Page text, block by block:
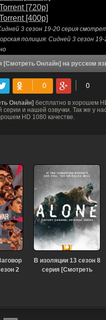
[720p]
[400p]
3 сезон 19-20 серия
полиция: Сидней 3 сезон
[Смотреть Онлайн] на русском
Онлайн] бесплатно в хорошем
и нашей озвучки. Так же у
HD 1080 качестве.
2
В изоляции 13 сезон 8
серия [Смотреть